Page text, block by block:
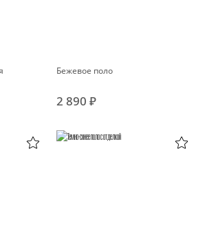
Бежевое поло
2 890 ₽